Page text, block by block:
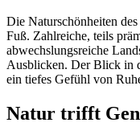
Die Naturschönheiten
Fuß. Zahlreiche, teils
abwechslungsreiche
Ausblicken. Der Blick in
ein tiefes Gefühl von
Natur trifft